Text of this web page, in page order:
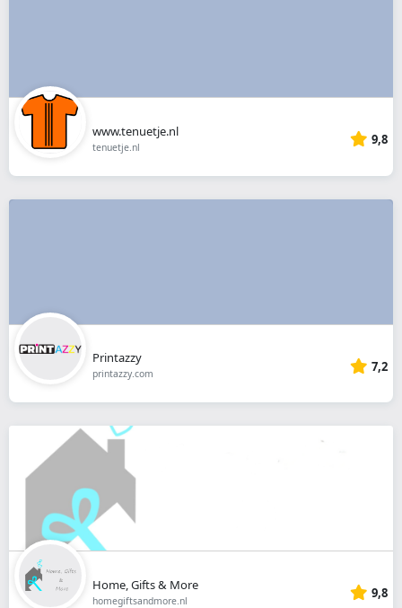
www.tenuetje.nl
tenuetje.nl 9,8
Printazzy
printazzy.com 7,2
Home, Gifts & More
homegiftsandmore.nl 9,8